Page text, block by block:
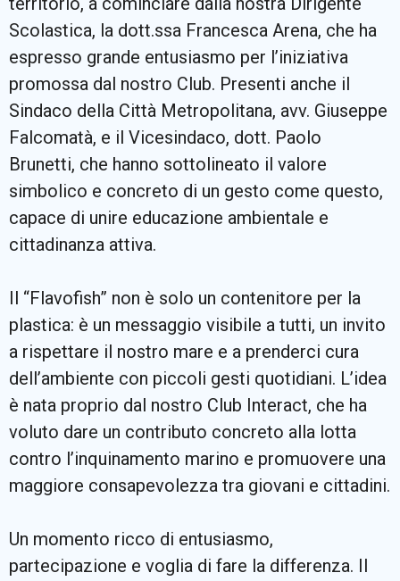
Scolastica, la dott.ssa Francesca Arena, che ha
espresso grande entusiasmo per l’iniziativa
promossa dal nostro Club. Presenti anche il
Sindaco della Città Metropolitana, avv. Giuseppe
Falcomatà, e il Vicesindaco, dott. Paolo
Brunetti, che hanno sottolineato il valore
simbolico e concreto di un gesto come questo,
capace di unire educazione ambientale e
cittadinanza attiva.
Il “Flavofish” non è solo un contenitore per la
plastica: è un messaggio visibile a tutti, un invito
a rispettare il nostro mare e a prenderci cura
dell’ambiente con piccoli gesti quotidiani. L’idea
è nata proprio dal nostro Club Interact, che ha
voluto dare un contributo concreto alla lotta
contro l’inquinamento marino e promuovere una
maggiore consapevolezza tra giovani e cittadini.
Un momento ricco di entusiasmo,
partecipazione e voglia di fare la differenza. Il